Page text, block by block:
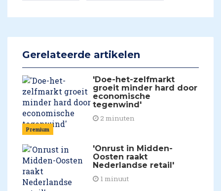
Gerelateerde artikelen
Premium
'Doe-het-zelfmarkt
groeit minder hard door
economische
tegenwind'
2 minuten
'Onrust in Midden-
Oosten raakt
Nederlandse retail'
1 minuut